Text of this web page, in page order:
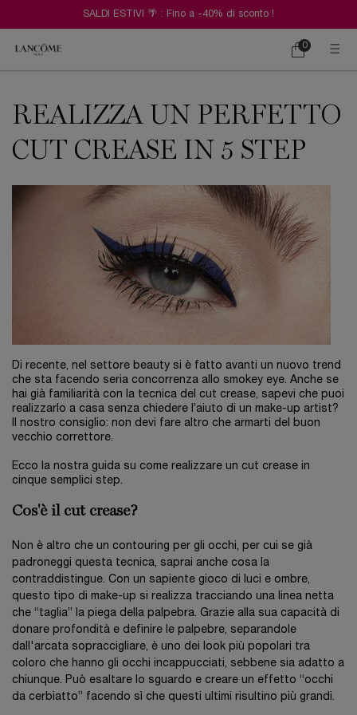
SALDI ESTIVI 🌴 : Fino a -40% di sconto !
Carrello
0
0 prodotto
REALIZZA UN PERFETTO
CUT CREASE IN 5 STEP
Di recente, nel settore beauty si è fatto avanti un nuovo trend
che sta facendo seria concorrenza allo smokey eye. Anche se
hai già familiarità con la tecnica del cut crease, sapevi che puoi
realizzarlo a casa senza chiedere l’aiuto di un make-up artist?
Il nostro consiglio: non devi fare altro che armarti del buon
vecchio correttore.
Ecco la nostra guida su come realizzare un cut crease in
cinque semplici step.
Cos'è il cut crease?
Non è altro che un contouring per gli occhi, per cui se già
padroneggi questa tecnica, saprai anche cosa la
contraddistingue. Con un sapiente gioco di luci e ombre,
questo tipo di make-up si realizza tracciando una linea netta
che “taglia” la piega della palpebra. Grazie alla sua capacità di
donare profondità e definire le palpebre, separandole
dall'arcata sopraccigliare, è uno dei look più popolari tra
coloro che hanno gli occhi incappucciati, sebbene sia adatto a
chiunque. Può esaltare lo sguardo e creare un effetto “occhi
da cerbiatto” facendo sì che questi ultimi risultino più grandi.